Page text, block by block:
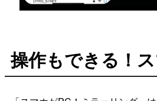
操作もできる！